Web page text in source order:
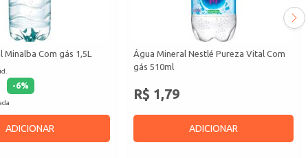
Minalba Com gás 1,5L
-6%
ADICIONAR
Água Mineral Nestlé Pureza Vital Com
gás 510ml
R$ 1,79
ADICIONAR